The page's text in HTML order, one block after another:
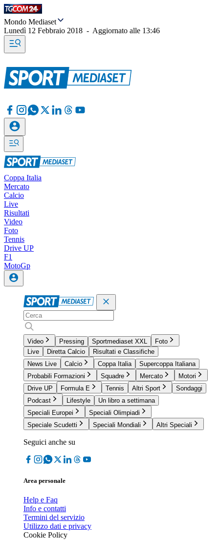
Mondo Mediaset
Lunedì 12 Febbraio 2018 - Aggiornato alle 13:46
Coppa Italia
Mercato
Calcio
Live
Risultati
Video
Foto
Tennis
Drive UP
F1
MotoGp
Video Pressing Sportmediaset XXL
Foto
Live
Diretta Calcio
Risultati e Classifiche
News Live
Calcio Coppa Italia
Supercoppa Italiana
Probabili Formazioni
Squadre Mercato
Motori
Drive UP
Formula E Tennis Altri Sport
Sondaggi
Podcast
Lifestyle
Un libro a settimana
Speciali Europei
Speciali Olimpiadi
Speciale Scudetti
Speciali Mondiali Altri Speciali
Seguici anche su
Area personale
Help e Faq
Info e contatti
Termini del servizio
Utilizzo dati e privacy
Cookie Policy